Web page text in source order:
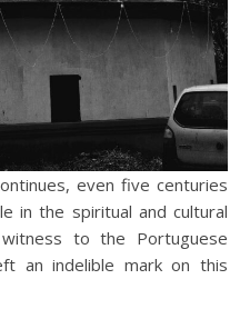
even five centuries
in the spiritual and cultural
to the Portuguese
an indelible mark on this